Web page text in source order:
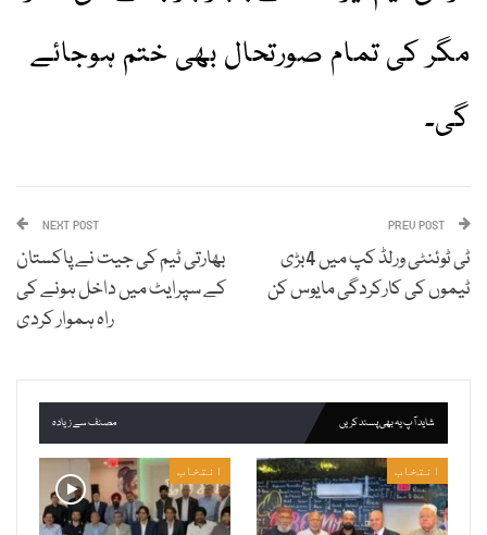
مگر کی تمام صورتحال بھی ختم ہوجائے
گی۔
ٹی ٹوئنٹی ورلڈ کپ میں 4بڑی
ٹیموں کی کارکردگی مایوس کن
NEXT POST
بھارتی ٹیم کی جیت نے پاکستان
کے سپرایٹ میں داخل ہونے کی
راہ ہموار کردی
شاید آپ یہ بھی پسند کریں مصنف سے زیادہ
انتخاب انتخاب